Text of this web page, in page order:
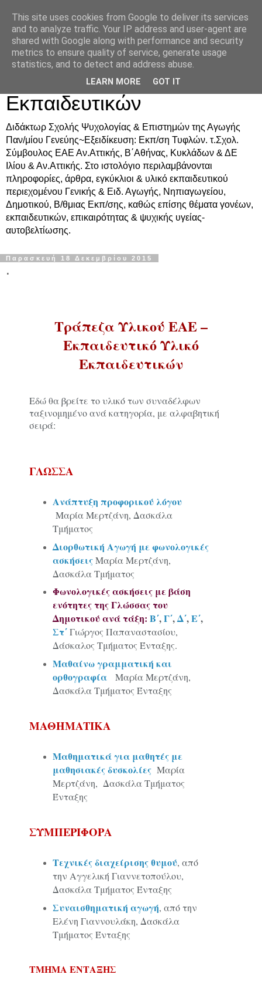
Δρ. Ράνια Χιουρέα-
Συμβουλευτική &
Υποστήριξη Γονέων &
Εκπαιδευτικών
Διδάκτωρ Σχολής Ψυχολογίας & Επιστημών της Αγωγής
Παν/μίου Γενεύης~Εξειδίκευση: Εκπ/ση Τυφλών. τ.Σχολ.
Σύμβουλος ΕΑΕ Αν.Αττικής, Β΄Αθήνας, Κυκλάδων & ΔΕ
Ιλίου & Αν.Αττικής. Στο ιστολόγιο περιλαμβάνονται
πληροφορίες, άρθρα, εγκύκλιοι & υλικό εκπαιδευτικού
περιεχομένου Γενικής & Ειδ. Αγωγής, Νηπιαγωγείου,
Δημοτικού, Β/θμιας Εκπ/σης, καθώς επίσης θέματα γονέων,
εκπαιδευτικών, επικαιρότητας & ψυχικής υγείας-
αυτοβελτίωσης.
Παρασκευή 18 Δεκεμβρίου 2015
.
Τράπεζα Υλικού ΕΑΕ –
Εκπαιδευτικό Υλικό
Εκπαιδευτικών
Εδώ θα βρείτε το υλικό των συναδέλφων
ταξινομημένο ανά κατηγορία, με αλφαβητική
σειρά:
ΓΛΩΣΣΑ
Ανάπτυξη προφορικού λόγου
Μαρία Μερτζάνη, Δασκάλα
Τμήματος
Διορθωτική Αγωγή με φωνολογικές
ασκήσεις Μαρία Μερτζάνη,
Δασκάλα Τμήματος
Φωνολογικές ασκήσεις με βάση
ενότητες της Γλώσσας του
Δημοτικού ανά τάξη: Β΄,Γ΄,Δ΄,Ε΄,
Στ΄ Γιώργος Παπαναστασίου,
Δάσκαλος Τμήματος Ένταξης.
Μαθαίνω γραμματική και
ορθογραφία
Μαρία Μερτζάνη,
Δασκάλα Τμήματος Ένταξης
ΜΑΘΗΜΑΤΙΚΑ
Μαθηματικά για μαθητές με
μαθησιακές δυσκολίες Μαρία
Μερτζάνη, Δασκάλα Τμήματος
Ένταξης
ΣΥΜΠΕΡΙΦΟΡΑ
Τεχνικές διαχείρισης θυμού, από
την Αγγελική Γιαννετοπούλου,
Δασκάλα Τμήματος Ένταξης
Συναισθηματική αγωγή, από την
Ελένη Γιαννουλάκη, Δασκάλα
Τμήματος Ένταξης
ΤΜΗΜΑ ΕΝΤΑΞΗΣ
This site uses cookies from Google to deliver its services
and to analyze traffic. Your IP address and user-agent are
shared with Google along with performance and security
metrics to ensure quality of service, generate usage
statistics, and to detect and address abuse.
LEARN MORE GOT IT